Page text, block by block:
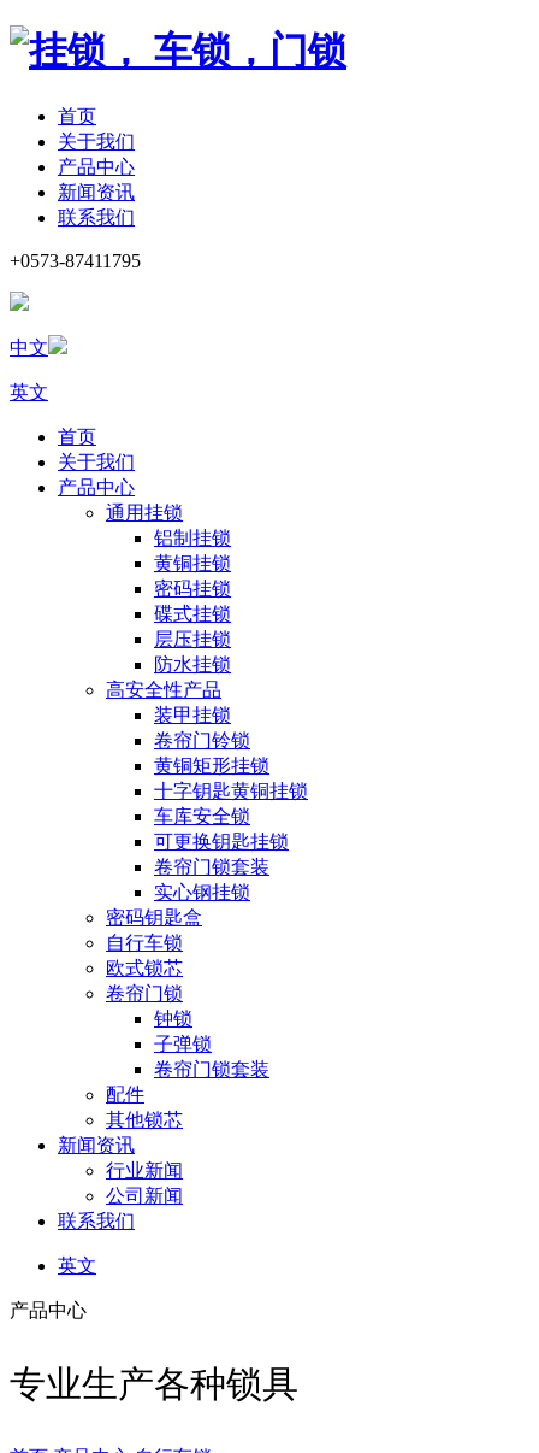
首页
关于我们
产品中心
新闻资讯
联系我们
+0573-87411795
中文
英文
首页
关于我们
产品中心
通用挂锁
铝制挂锁
黄铜挂锁
密码挂锁
碟式挂锁
层压挂锁
防水挂锁
高安全性产品
装甲挂锁
卷帘门铃锁
黄铜矩形挂锁
十字钥匙黄铜挂锁
车库安全锁
可更换钥匙挂锁
卷帘门锁套装
实心钢挂锁
密码钥匙盒
自行车锁
欧式锁芯
卷帘门锁
钟锁
子弹锁
卷帘门锁套装
配件
其他锁芯
新闻资讯
行业新闻
公司新闻
联系我们
英文
产品中心
专业生产各种锁具